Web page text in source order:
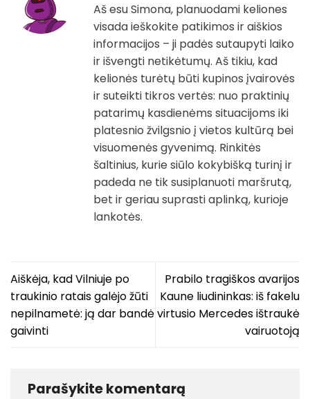
Aš esu Simona, planuodami keliones
visada ieškokite patikimos ir aiškios
informacijos – ji padės sutaupyti laiko
ir išvengti netikėtumų. Aš tikiu, kad
kelionės turėtų būti kupinos įvairovės
ir suteikti tikros vertės: nuo praktinių
patarimų kasdienėms situacijoms iki
platesnio žvilgsnio į vietos kultūrą bei
visuomenės gyvenimą. Rinkitės
šaltinius, kurie siūlo kokybišką turinį ir
padeda ne tik susiplanuoti maršrutą,
bet ir geriau suprasti aplinką, kurioje
lankotės.
Aiškėja, kad Vilniuje po
traukinio ratais galėjo žūti
nepilnametė: ją dar bandė
gaivinti
Prabilo tragiškos avarijos
Kaune liudininkas: iš fakelu
virtusio Mercedes ištraukė
vairuotoją
Parašykite komentarą